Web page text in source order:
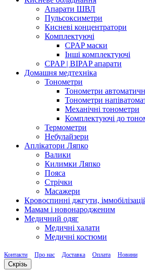
Апарати ШВЛ
Пульсоксиметри
Кисневі концентратори
Комплектуючі
CPAP маски
Інші комплектуючі
CPAP | BIPAP апарати
Домашня медтехніка
Тонометри
Тонометри
Тонометри
Механічні тонометри
Комплектуючі до
Термометри
Небулайзери
Аплікатори Ляпко
Валики
Килимки Ляпко
Пояса
Стрічки
Масажери
Кровоспинні джгути,
Мамам і новонародженим
Медичний одяг
Медичні халати
Медичні костюми
Контакти Про нас Доставка Оплата Новини
Скрізь